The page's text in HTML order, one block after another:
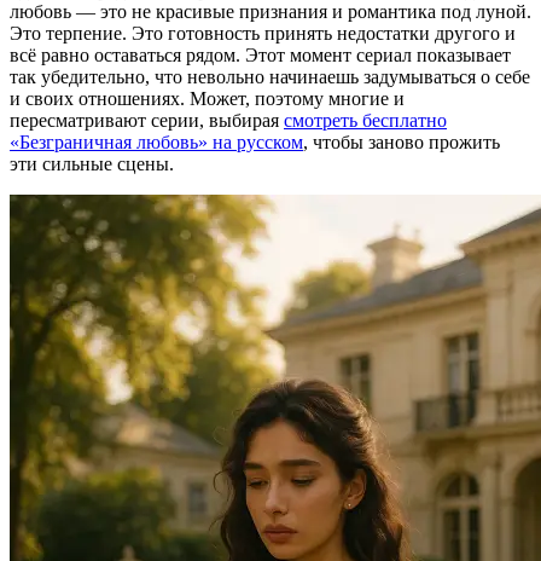
любовь — это не красивые признания и романтика под луной.
Это терпение. Это готовность принять недостатки другого и
всё равно оставаться рядом. Этот момент сериал показывает
так убедительно, что невольно начинаешь задумываться о себе
и своих отношениях. Может, поэтому многие и
пересматривают серии, выбирая смотреть бесплатно
«Безграничная любовь» на русском, чтобы заново прожить
эти сильные сцены.